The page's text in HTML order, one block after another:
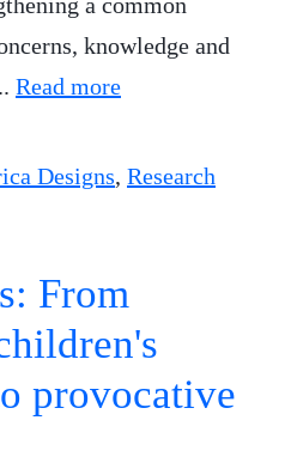
knowledge and
Read more
Designs, Research
From
provocative